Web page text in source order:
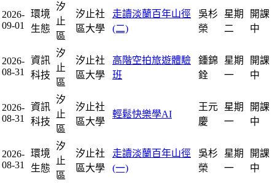
2026-
09-01
環境
生態
汐
止
區
汐止社
區大學
走讀淡蘭百年山徑
(二)
吳杉
榮
星期
二
開課
中
2026-
08-31
資訊
科技
汐
止
區
汐止社
區大學
高階空拍旅遊體驗
班
鍾錦
銓
星期
一
開課
中
2026-
08-31
資訊
科技
汐
止
區
汐止社
區大學
輕鬆快樂學AI
王元
慶
星期
一
開課
中
2026-
08-31
環境
生態
汐
止
區
汐止社
區大學
走讀淡蘭百年山徑
(一)
吳杉
榮
星期
一
開課
中